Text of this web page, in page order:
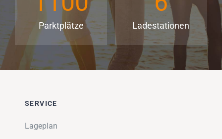
Parktplätze Ladestationen
SERVICE
Lageplan